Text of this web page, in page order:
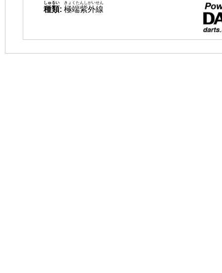
種類
しゅるい
: 極端紫外線
きょくたんしがいせん